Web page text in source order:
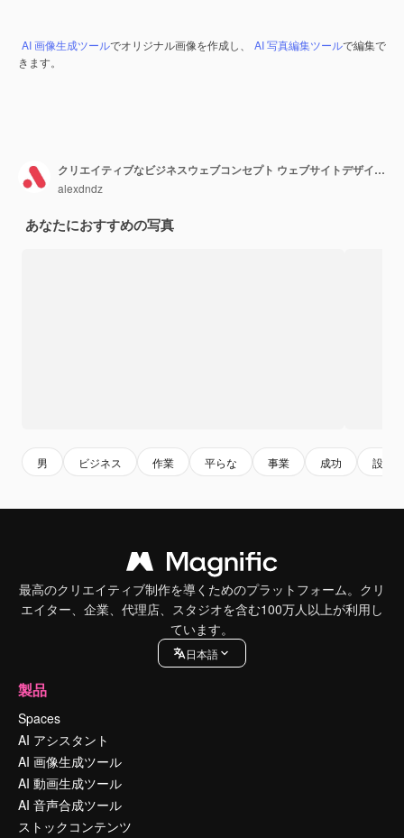
AI 画像生成ツールでオリジナル画像を作成し、 AI 写真編集ツールで編集で
きます。
クリエイティブなビジネスウェブコンセプト ウェブサイトデザインのためのフラット漫画の人々
alexdndz
あなたにおすすめの写真
男 ビジネス 作業 平らな 事業 成功 設計
最高のクリエイティブ制作を導くためのプラットフォーム。クリ
エイター、企業、代理店、スタジオを含む100万人以上が利用し
ています。
日本語
製品
Spaces
AI アシスタント
AI 画像生成ツール
AI 動画生成ツール
AI 音声合成ツール
ストックコンテンツ